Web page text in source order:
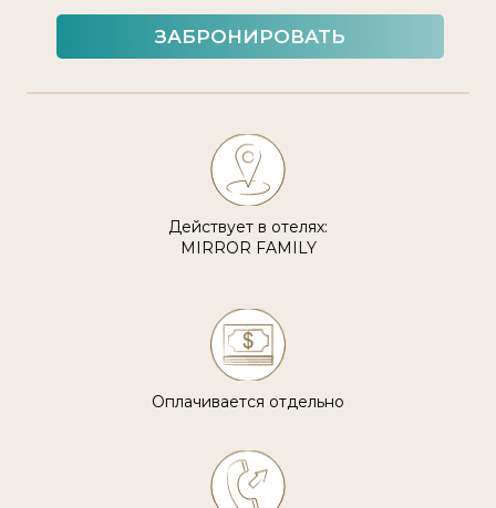
Действует в отелях:
MIRROR FAMILY
Оплачивается отдельно
ЗАБРОНИРОВАТЬ